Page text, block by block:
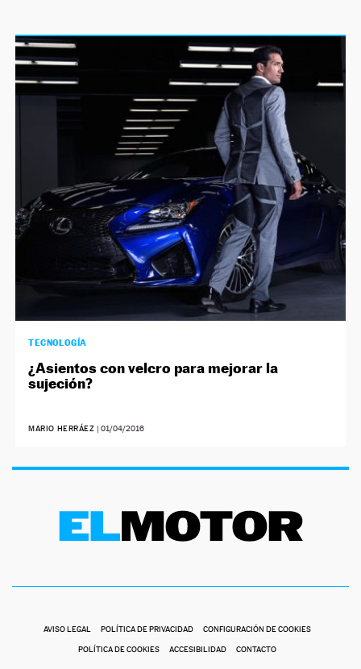
TECNOLOGÍA
¿Asientos con velcro para mejorar la
sujeción?
MARIO HERRÁEZ | 01/04/2016
AVISO LEGAL POLÍTICA DE PRIVACIDAD CONFIGURACIÓN DE COOKIES
POLÍTICA DE COOKIES ACCESIBILIDAD CONTACTO